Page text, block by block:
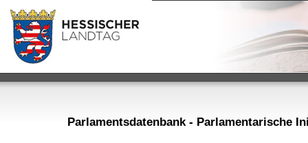
Parlamentsdatenbank - Parlamentarische